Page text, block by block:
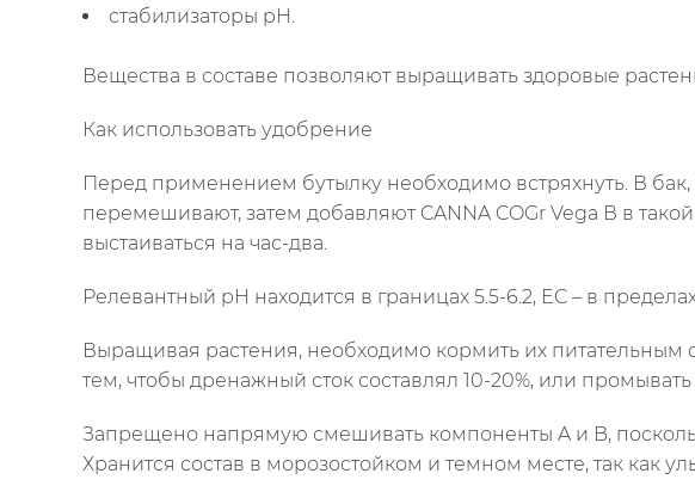
стабилизаторы pH.
Вещества в составе позволяют выращивать здоровые
Как использовать удобрение
Перед применением бутылку необходимо встряхнуть. В
перемешивают, затем добавляют CANNA COGr Vega В в
выстаиваться на час-два.
Релевантный pH находится в границах 5.5-6.2, EC – в
Выращивая растения, необходимо кормить их питательным
тем, чтобы дренажный сток составлял 10-20%, или
Запрещено напрямую смешивать компоненты A и B,
Хранится состав в морозостойком и темном месте, так как